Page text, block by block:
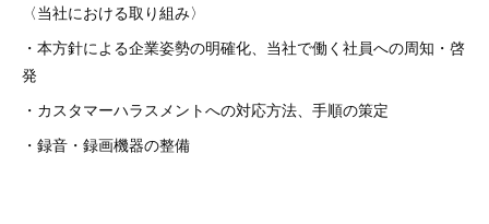
〈当社における取り組み〉
・本方針による企業姿勢の明確化、当社で働く社員への周知・啓
発
・カスタマーハラスメントへの対応方法、手順の策定
・録音・録画機器の整備